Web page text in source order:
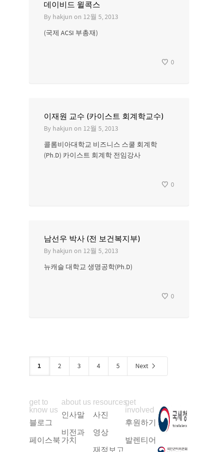
데이비드 윌콕스
By hakjun on 12월 5, 2013
(국제 ACSI 부총재)
0
이재원 교수 (카이스트 회계학교수)
By hakjun on 12월 5, 2013
콜롬비아대학교 비즈니스 스쿨 회계학
(Ph.D) 카이스트 회계학 전임강사
0
남선우 박사 (전 보건복지부)
By hakjun on 12월 5, 2013
뉴캐슬 대학교 생명공학(Ph.D)
0
1 2 3 4 5 Next
get to
know us
블로그
페이스북
about us
인사말
비전과
가치
resources
사진
영상
재정보고
get
involved
후원하기
발렌티어